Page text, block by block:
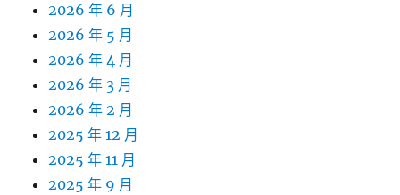
2026 年 6 月
2026 年 5 月
2026 年 4 月
2026 年 3 月
2026 年 2 月
2025 年 12 月
2025 年 11 月
2025 年 9 月